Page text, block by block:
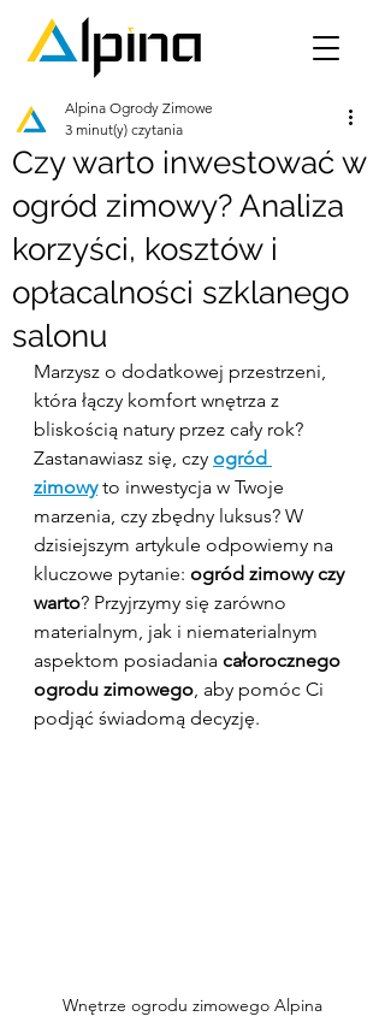
Czy warto inwestować w
ogród zimowy? Analiza
korzyści, kosztów i
opłacalności szklanego
salonu
Alpina Ogrody Zimowe
3 minut(y) czytania
Marzysz o dodatkowej przestrzeni,
która łączy komfort wnętrza z
bliskością natury przez cały rok?
Zastanawiasz się, czy ogród
zimowy to inwestycja w Twoje
marzenia, czy zbędny luksus? W
dzisiejszym artykule odpowiemy na
kluczowe pytanie: ogród zimowy czy
warto? Przyjrzymy się zarówno
materialnym, jak i niematerialnym
aspektom posiadania całorocznego
ogrodu zimowego, aby pomóc Ci
podjąć świadomą decyzję.
Wnętrze ogrodu zimowego Alpina